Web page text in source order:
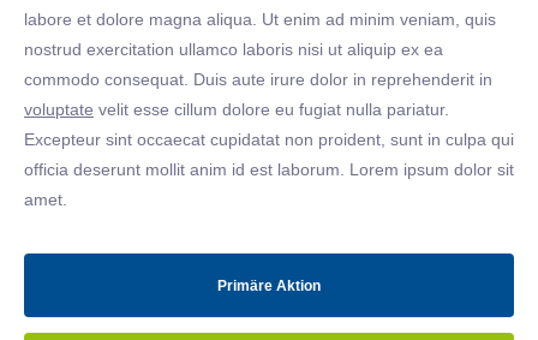
labore et dolore magna aliqua. Ut enim ad minim veniam, quis
nostrud exercitation ullamco laboris nisi ut aliquip ex ea
commodo consequat. Duis aute irure dolor in reprehenderit in
voluptate velit esse cillum dolore eu fugiat nulla pariatur.
Excepteur sint occaecat cupidatat non proident, sunt in culpa qui
officia deserunt mollit anim id est laborum. Lorem ipsum dolor sit
amet.
Primäre Aktion